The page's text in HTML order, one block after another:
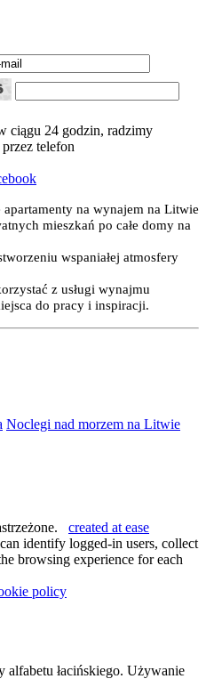
ciągu 24 godzin, radzimy
telefon
na wynajem na Litwie
mieszkań po całe domy na
wspaniałej atmosfery
z usługi wynajmu
do pracy i inspiracji.
Noclegi nad morzem na Litwie
created at ease
identify logged-in users, collect
browsing experience for each
policy
łacińskiego. Używanie